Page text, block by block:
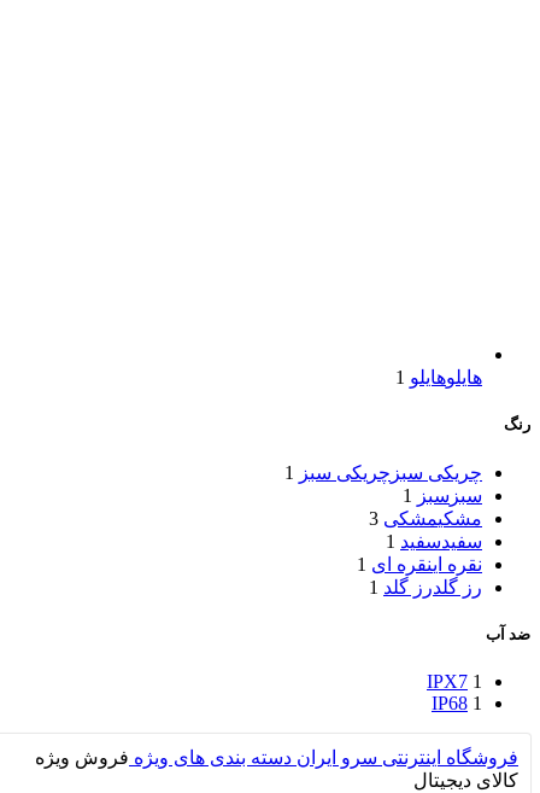
هایلوهایلو 1
رنگ
چریکی سبز چریکی سبز
1
سبز سبز
1
مشکیمشکی 3
سفیدسفید 1
نقره اینقره ای 1
رز گلدرز گلد 1
ضد آب
IPX7 1
IP68 1
فروشگاه اینترنتی سرو ایران دسته بندی های ویژه فروش ویژه
کالای دیجیتال